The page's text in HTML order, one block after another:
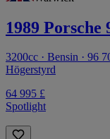
1989
3200cc · Bensin · 96
Högerstyrd
64 995 £
Spotlight